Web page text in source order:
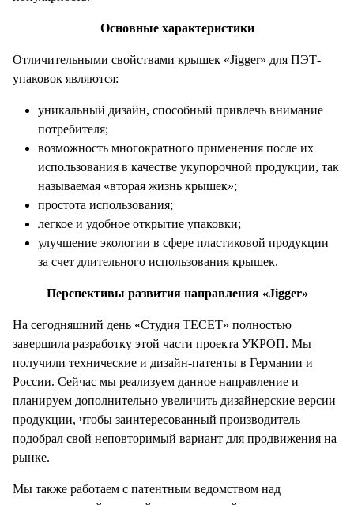
Основные характеристики
Отличительными свойствами крышек «Jigger» для ПЭТ-
упаковок являются:
уникальный дизайн, способный привлечь внимание
потребителя;
возможность многократного применения после их
использования в качестве укупорочной продукции, так
называемая «вторая жизнь крышек»;
простота использования;
легкое и удобное открытие упаковки;
улучшение экологии в сфере пластиковой продукции
за счет длительного использования крышек.
Перспективы развития направления «Jigger»
На сегодняшний день «Студия ТЕСЕТ» полностью
завершила разработку этой части проекта УКРОП. Мы
получили технические и дизайн-патенты в Германии и
России. Сейчас мы реализуем данное направление и
планируем дополнительно увеличить дизайнерские версии
продукции, чтобы заинтересованный производитель
подобрал свой неповторимый вариант для продвижения на
рынке.
Мы также работаем с патентным ведомством над